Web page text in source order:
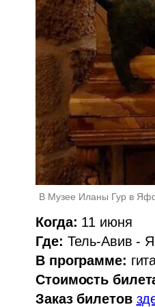
В Музее Иланы Гур в
Когда:
Где:
В программе:
Стоимость
Заказ билетов